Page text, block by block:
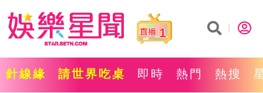
1
針線緣 請世界吃桌 即時 熱門 熱搜